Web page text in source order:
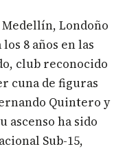
Londoño
8 años en las
club reconocido
cuna de figuras
Quintero y
ascenso ha sido
Sub-15,